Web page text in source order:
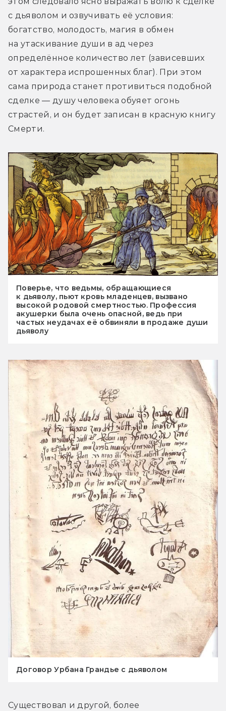
с дьяволом и озвучивать её условия:
богатство, молодость, магия в обмен
на утаскивание души в ад через
определённое количество лет (зависевших
от характера испрошенных благ). При этом
сама природа станет противиться подобной
сделке — душу человека обуяет огонь
страстей, и он будет записан в красную книгу
Смерти.
Поверье, что ведьмы, обращающиеся
к дьяволу, пьют кровь младенцев, вызвано
высокой родовой смертностью. Профессия
акушерки была очень опасной, ведь при
частых неудачах её обвиняли в продаже души
дьяволу
Договор Урбана Грандье с дьяволом
Существовал и другой, более